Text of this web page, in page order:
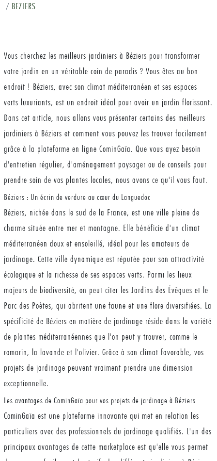
BEZIERS
Vous cherchez les meilleurs jardiniers à Béziers pour transformer
votre jardin en un véritable coin de paradis ? Vous êtes au bon
endroit ! Béziers, avec son climat méditerranéen et ses espaces
verts luxuriants, est un endroit idéal pour avoir un jardin florissant.
Dans cet article, nous allons vous présenter certains des meilleurs
jardiniers à Béziers et comment vous pouvez les trouver facilement
grâce à la plateforme en ligne CominGaïa. Que vous ayez besoin
d'entretien régulier, d'aménagement paysager ou de conseils pour
prendre soin de vos plantes locales, nous avons ce qu'il vous faut.
Béziers : Un écrin de verdure au cœur du Languedoc
Béziers, nichée dans le sud de la France, est une ville pleine de
charme située entre mer et montagne. Elle bénéficie d'un climat
méditerranéen doux et ensoleillé, idéal pour les amateurs de
jardinage. Cette ville dynamique est réputée pour son attractivité
écologique et la richesse de ses espaces verts. Parmi les lieux
majeurs de biodiversité, on peut citer les Jardins des Évêques et le
Parc des Poètes, qui abritent une faune et une flore diversifiées. La
spécificité de Béziers en matière de jardinage réside dans la variété
de plantes méditerranéennes que l'on peut y trouver, comme le
romarin, la lavande et l'olivier. Grâce à son climat favorable, vos
projets de jardinage peuvent vraiment prendre une dimension
exceptionnelle.
Les avantages de CominGaïa pour vos projets de jardinage à Béziers
CominGaïa est une plateforme innovante qui met en relation les
particuliers avec des professionnels du jardinage qualifiés. L'un des
principaux avantages de cette marketplace est qu'elle vous permet